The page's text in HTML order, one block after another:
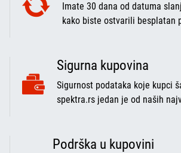
Imate 30 dana od datuma
kako biste ostvarili besplatan
Sigurna kupovina
Sigurnost podataka koje kupci
spektra.rs jedan je od naših
Podrška u kupovini